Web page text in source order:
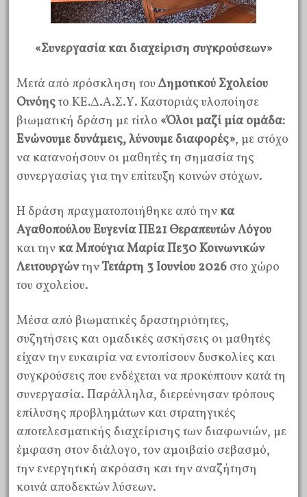
«Συνεργασία και διαχείριση συγκρούσεων»
Μετά από πρόσκληση τουΔημοτικού Σχολείου
Οινόηςτο ΚΕ.Δ.Α.Σ.Υ. Καστοριάς υλοποίησε
βιωματική δράση με τίτλο «Όλοι μαζί μία ομάδα:
Ενώνουμε δυνάμεις, λύνουμε διαφορές», με στόχο
να κατανοήσουν οι μαθητές τη σημασία της
συνεργασίας για την επίτευξη κοινών στόχων.
Η δράση πραγματοποιήθηκε από τηνκα
Αγαθοπούλου Ευγενία ΠΕ21 Θεραπευτών Λόγου
και τηνκα Μπούγια Μαρία Πε30 Κοινωνικών
ΛειτουργώντηνΤετάρτη 3 Ιουνίου 2026 στο χώρο
του σχολείου.
Μέσα από βιωματικές δραστηριότητες,
συζητήσεις και ομαδικές ασκήσεις οι μαθητές
είχαν την ευκαιρία να εντοπίσουν δυσκολίες και
συγκρούσεις που ενδέχεται να προκύπτουν κατά τη
συνεργασία. Παράλληλα, διερεύνησαν τρόπους
επίλυσης προβλημάτων και στρατηγικές
αποτελεσματικής διαχείρισης των διαφωνιών, με
έμφαση στον διάλογο, τον αμοιβαίο σεβασμό,
την ενεργητική ακρόαση και την αναζήτηση
κοινά αποδεκτών λύσεων.